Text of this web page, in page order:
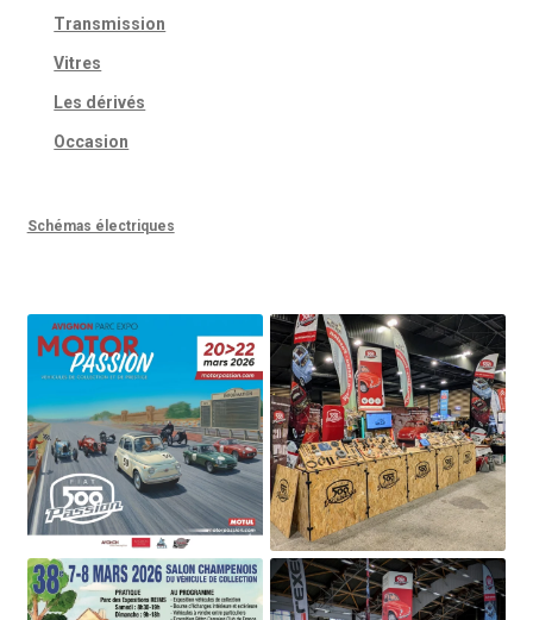
Transmission
Vitres
Les dérivés
Occasion
Schémas électriques